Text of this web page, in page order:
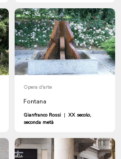
Opera d'arte
Fontana
Gianfranco Rossi | XX secolo,
seconda metà